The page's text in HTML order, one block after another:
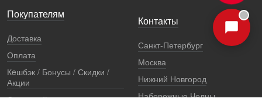
Покупателям
Доставка
Оплата
Кeшбэк / Бонусы / Скидки /
Акции
Остерегайтесь подделок
Контакты
Санкт-Петербург
Москва
Нижний Новгород
Набережные Челны